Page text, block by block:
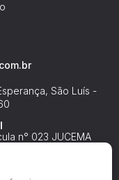
São Luís -
n° 023 JUCEMA